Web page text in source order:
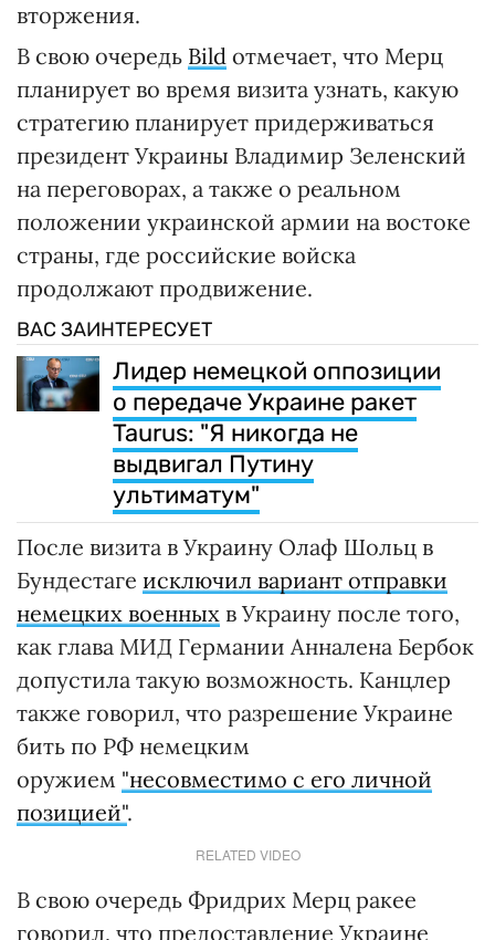
вторжения.
В свою очередь Bild отмечает, что Мерц
планирует во время визита узнать, какую
стратегию планирует придерживаться
президент Украины Владимир Зеленский
на переговорах, а также о реальном
положении украинской армии на востоке
страны, где российские войска
продолжают продвижение.
ВАС ЗАИНТЕРЕСУЕТ
Лидер немецкой оппозиции
о передаче Украине ракет
Taurus: "Я никогда не
выдвигал Путину
ультиматум"
После визита в Украину Олаф Шольц в
Бундестаге исключил вариант отправки
немецких военных в Украину после того,
как глава МИД Германии Анналена Бербок
допустила такую возможность. Канцлер
также говорил, что разрешение Украине
бить по РФ немецким
оружием "несовместимо с его личной
позицией".
RELATED VIDEO
В свою очередь Фридрих Мерц ракее
говорил, что предоставление Украине